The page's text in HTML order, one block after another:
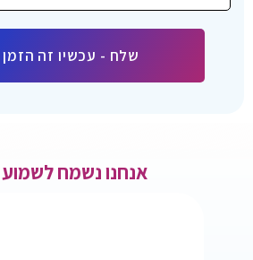
שלח - עכשיו זה
אנחנו נשמחלשמוע